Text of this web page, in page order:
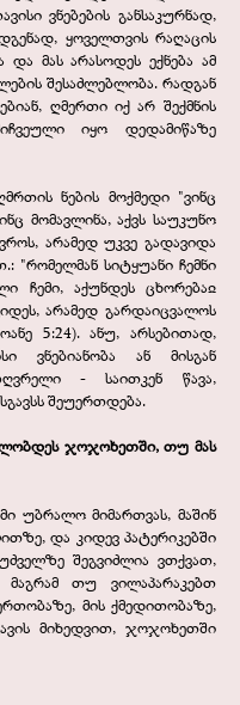
ვნებების განსაკურნად,
ყოველთვის რაღაცის
და მას არასოდეს ექნება ამ
შესაძლებლობა. რადგან
ღმერთი იქ არ შექმნის
იყო დედამიწაზე
ნების მოქმედი "ვინც
მომავლინა, აქვს საუკუნო
არამედ უკვე გადავიდა
"რომელმან სიტყუანი ჩემნი
ჩემი, აქუნდეს ცხორებაჲ
არამედ გარდაიცვალოს
5:24). ანუ, არსებითად,
ვნებიანობა ან მისგან
-
საითკენ წავა,
შეუერთდება.
ჯოჯოხეთში, თუ მას
უბრალო მიმართვას, მაშინ
და კიდევ პატერიკებში
შეგვიძლია ვთქვათ,
თუ ვილაპარაკებთ
მის ქმედითობაზე,
მიხედვით, ჯოჯოხეთში